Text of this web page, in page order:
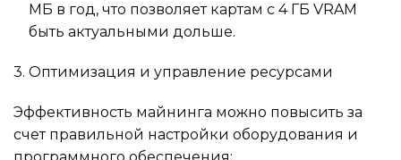
МБ в год, что позволяет картам с 4 ГБ VRAM
быть актуальными дольше.
3. Оптимизация и управление ресурсами
Эффективность майнинга можно повысить за
счет правильной настройки оборудования и